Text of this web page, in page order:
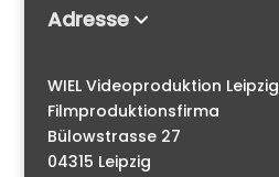
Adresse
WIEL Videoproduktion Leipzig
Filmproduktionsfirma
Bülowstrasse 27
04315 Leipzig